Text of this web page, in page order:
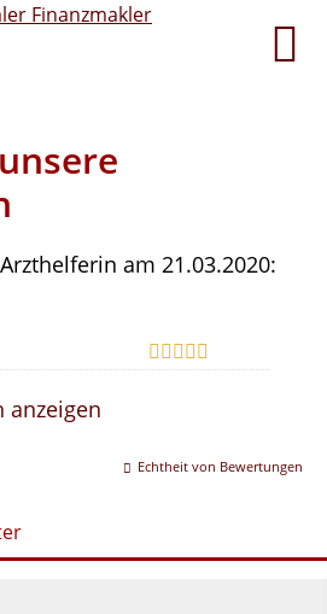
am 21.03.2020:
anzeigen
Echtheit von Bewertungen